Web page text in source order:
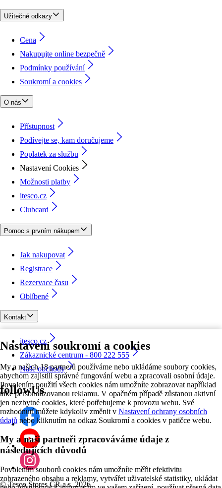
Nastavení soukromí a cookies
My a našich 18 partnerů používáme nebo ukládáme soubory cookies,
abychom zajistili správné fungování webu a zpracovali osobní údaje.
Povolením použití všech cookies nám umožníte zobrazovat například
také personalizovanou reklamu. V opačném případě zůstanou aktivní
jen nezbytné cookies, které potřebujeme k provozu webu. Své
rozhodnutí můžete kdykoliv změnit v Nastavení ochrany osobních
údajů nebo kliknutím na odkaz Soukromí a cookies v patičce webu.
My a naši partneři zpracováváme údaje z
následujících důvodů
Povolením souborů cookies nám umožníte měřit efektivitu
zobrazeného obsahu a reklamy, vytvářet uživatelské statistiky, ukládat
Užitečné odkazy
Cena
Nakupujte online bezpečně
Podmínky používání
Soukromí a cookies
O nás
Přístupnost
Podívejte se, kam doručujeme
Poplatek za službu
Nastavení Cookies
Možnosti platby
itesco.cz
Clubcard
Pomoc s prvním nákupem
Jak nakupovat
Registrace
Rezervace času
Oblíbené
Kontakt
itesco.cz
Zákaznické centrum - 800 222 555
Naše obchody
followUs
©Tesco Stores ČR a.s. 2026